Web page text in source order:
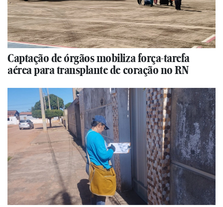
Captação de órgãos mobiliza força-tarefa
aérea para transplante de coração no RN